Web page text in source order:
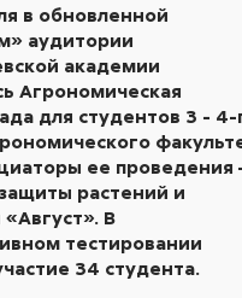
в обновленной
аудитории
академии
Агрономическая
для студентов 3 - 4-
ее проведения
растений и
В
тестировании
34 студента.